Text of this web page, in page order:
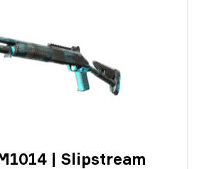
| Slipstream